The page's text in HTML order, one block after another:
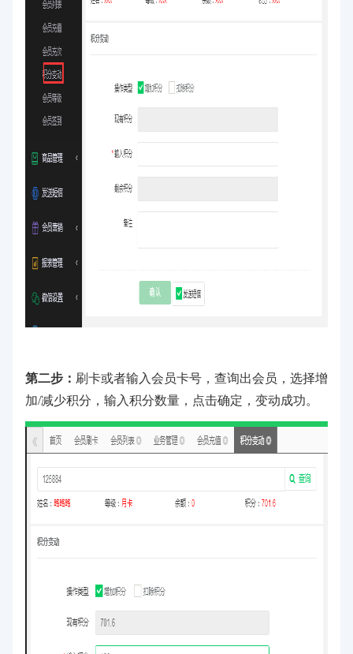
第二步： 刷卡或者输入会员卡号，查询出会员，选择增
加/减少积分，输入积分数量，点击确定，变动成功。